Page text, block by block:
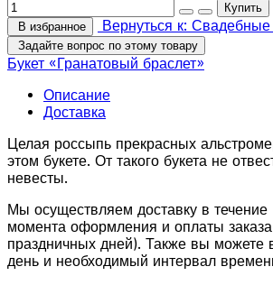
В избранное Вернуться к: Свадебные
Задайте вопрос по этому товару
Букет «Гранатовый браслет»
Описание
Доставка
Целая россыпь прекрасных
этом букете. От такого букета не
невесты.
Мы осуществляем доставку в
момента оформления и оплаты
праздничных дней). Также вы можете
день и необходимый интервал